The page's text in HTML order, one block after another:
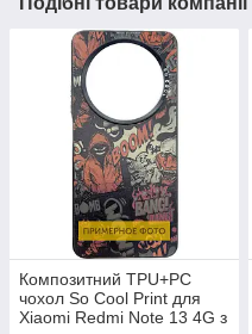
Композитний TPU+PC
чохол So Cool Print для
Xiaomi Redmi Note 13 4G з